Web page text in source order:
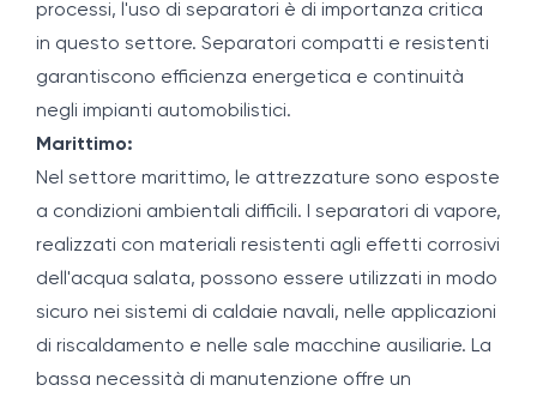
processi, l'uso di separatori è di importanza critica
in questo settore. Separatori compatti e resistenti
garantiscono efficienza energetica e continuità
negli impianti automobilistici.
Marittimo:
Nel settore marittimo, le attrezzature sono esposte
a condizioni ambientali difficili. I separatori di vapore,
realizzati con materiali resistenti agli effetti corrosivi
dell'acqua salata, possono essere utilizzati in modo
sicuro nei sistemi di caldaie navali, nelle applicazioni
di riscaldamento e nelle sale macchine ausiliarie. La
bassa necessità di manutenzione offre un